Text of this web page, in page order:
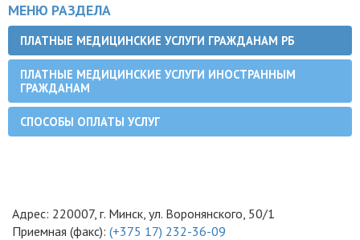
МЕНЮ РАЗДЕЛА
ПЛАТНЫЕ МЕДИЦИНСКИЕ УСЛУГИ ГРАЖДАНАМ РБ
ПЛАТНЫЕ МЕДИЦИНСКИЕ УСЛУГИ ИНОСТРАННЫМ
ГРАЖДАНАМ
СПОСОБЫ ОПЛАТЫ УСЛУГ
Адрес: 220007, г. Минск, ул. Воронянского, 50/1
Приемная (факс): (+375 17) 232-36-09